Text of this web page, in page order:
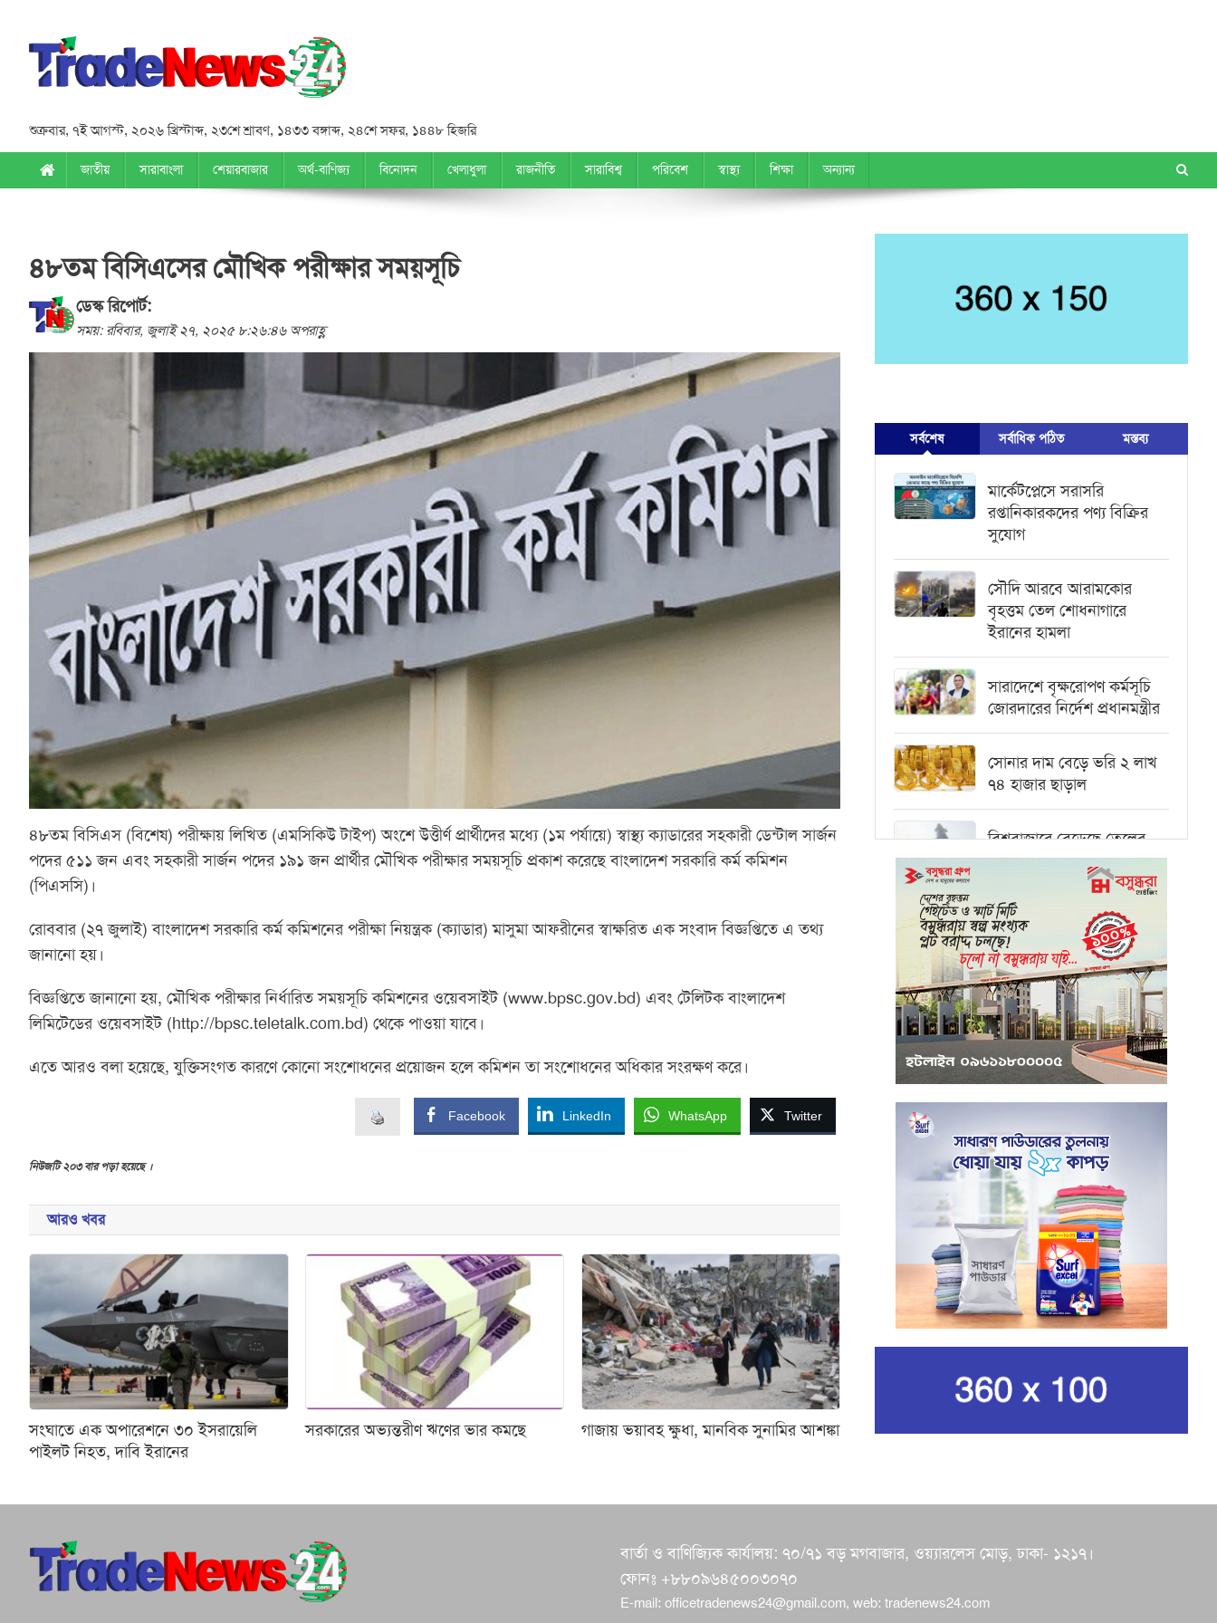
শুক্রবার, ৭ই আগস্ট, ২০২৬ খ্রিস্টাব্দ, ২৩শে শ্রাবণ, ১৪৩৩ বঙ্গাব্দ, ২৪শে সফর, ১৪৪৮ হিজরি
জাতীয় সারাবাংলা শেয়ারবাজার অর্থ-বাণিজ্য বিনোদন খেলাধুলা রাজনীতি সারাবিশ্ব পরিবেশ স্বাস্থ্য শিক্ষা অন্যান্য
৪৮তম বিসিএসের মৌখিক পরীক্ষার সময়সূচি
ডেস্ক রিপোর্ট:
সময়: রবিবার, জুলাই ২৭, ২০২৫ ৮:২৬:৪৬ অপরাহ্ণ
৪৮তম বিসিএস (বিশেষ) পরীক্ষায় লিখিত (এমসিকিউ টাইপ) অংশে উত্তীর্ণ প্রার্থীদের মধ্যে (১ম পর্যায়ে) স্বাস্থ্য ক্যাডারের সহকারী ডেন্টাল সার্জন
পদের ৫১১ জন এবং সহকারী সার্জন পদের ১৯১ জন প্রার্থীর মৌখিক পরীক্ষার সময়সূচি প্রকাশ করেছে বাংলাদেশ সরকারি কর্ম কমিশন
(পিএসসি)।
রোববার (২৭ জুলাই) বাংলাদেশ সরকারি কর্ম কমিশনের পরীক্ষা নিয়ন্ত্রক (ক্যাডার) মাসুমা আফরীনের স্বাক্ষরিত এক সংবাদ বিজ্ঞপ্তিতে এ তথ্য
জানানো হয়।
বিজ্ঞপ্তিতে জানানো হয়, মৌখিক পরীক্ষার নির্ধারিত সময়সূচি কমিশনের ওয়েবসাইট (www.bpsc.gov.bd) এবং টেলিটক বাংলাদেশ
লিমিটেডের ওয়েবসাইট (http://bpsc.teletalk.com.bd) থেকে পাওয়া যাবে।
এতে আরও বলা হয়েছে, যুক্তিসংগত কারণে কোনো সংশোধনের প্রয়োজন হলে কমিশন তা সংশোধনের অধিকার সংরক্ষণ করে।
Facebook LinkedIn WhatsApp Twitter
নিউজটি ২০৩ বার পড়া হয়েছে ।
আরও খবর
সংঘাতে এক অপারেশনে ৩০ ইসরায়েলি
পাইলট নিহত, দাবি ইরানের
সরকারের অভ্যন্তরীণ ঋণের ভার কমছে গাজায় ভয়াবহ ক্ষুধা, মানবিক সুনামির আশঙ্কা
সর্বশেষ সর্বাধিক পঠিত মস্তব্য
মার্কেটপ্লেসে সরাসরি
রপ্তানিকারকদের পণ্য বিক্রির
সুযোগ
সৌদি আরবে আরামকোর
বৃহত্তম তেল শোধনাগারে
ইরানের হামলা
সারাদেশে বৃক্ষরোপণ কর্মসূচি
জোরদারের নির্দেশ প্রধানমন্ত্রীর
সোনার দাম বেড়ে ভরি ২ লাখ
৭৪ হাজার ছাড়াল
বিশ্ববাজারে বেড়েছে তেলের
দাম, ওয়ালস্ট্রিটে পতনের
মধ্যপ্রাচ্যে সংকটের কারণে
কার্গো পরিবহনে বিঘ্ন ঘটছে
পরিবেশবান্ধব উদ্যোক্তারা
ইউসিবি থেকে পাবেন ২৫ লাখ
টাকা ঋণ
প্রদানকারীর সুরক্ষায় বিধিমালা
প্রণয়ন
খামেনি হত্যার প্রতিশোধ
নেওয়ার ঘোষণা ইরানের
রেভোল্যুশনারি গার্ডের
কার্বন কারখানার ধোঁয়ায় ক্ষতির
মুখে কৃষি ও পরিবেশ
ইরানের সর্বোচ্চ ধর্মীয় নেতা
খামেনি নিহত
দুর্দান্ত ব্যাটিংয়ে জয় ইস্ট-
বার্তা ও বাণিজ্যিক কার্যালয়: ৭০/৭১ বড় মগবাজার, ওয়্যারলেস মোড়, ঢাকা- ১২১৭।
ফোনঃ +৮৮০৯৬৪৫০০৩০৭০
E-mail:officetradenews24@gmail.com, web:tradenews24.com